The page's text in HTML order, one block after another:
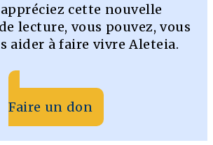
cette nouvelle
lecture, vous pouvez, vous
aider à faire vivre Aleteia.
Faire un don